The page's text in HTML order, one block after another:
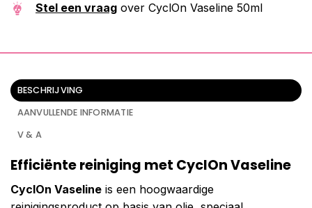
Stel een vraag over CyclOn Vaseline 50ml
BESCHRIJVING
AANVULLENDE INFORMATIE
V & A
Efficiënte reiniging met CyclOn Vaseline
CyclOn Vaseline is een hoogwaardige